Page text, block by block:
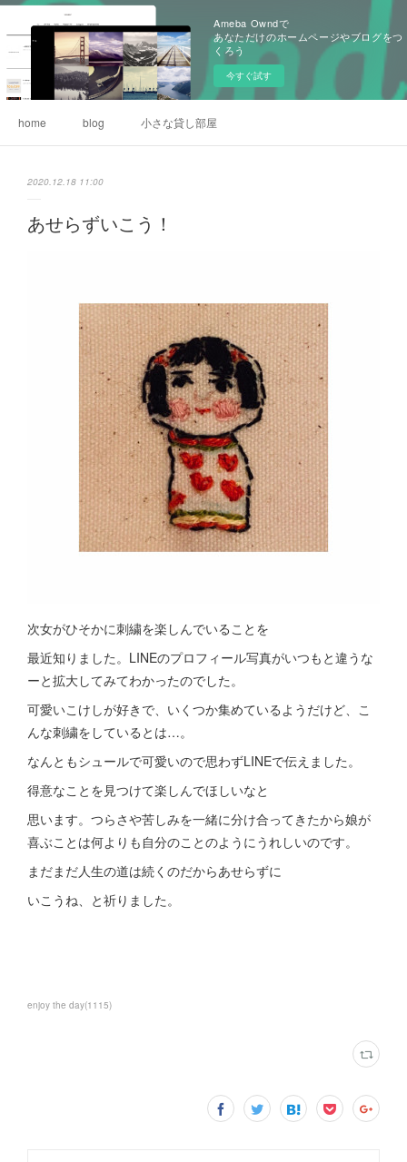
Ameba Owndで
あなただけのホームページやブログをつ
くろう
今すぐ試す
home blog 小さな貸し部屋
2020.12.18 11:00
あせらずいこう！
次女がひそかに刺繍を楽しんでいることを
最近知りました。LINEのプロフィール写真がいつもと違うな
ーと拡大してみてわかったのでした。
可愛いこけしが好きで、いくつか集めているようだけど、こ
んな刺繍をしているとは…。
なんともシュールで可愛いので思わずLINEで伝えました。
得意なことを見つけて楽しんでほしいなと
思います。つらさや苦しみを一緒に分け合ってきたから娘が
喜ぶことは何よりも自分のことのようにうれしいのです。
まだまだ人生の道は続くのだからあせらずに
いこうね、と祈りました。
enjoy the day(1115)